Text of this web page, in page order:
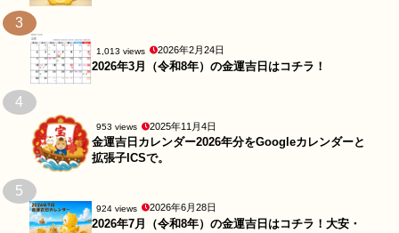
3
1,013 views 2026年2月24日
2026年3月（令和8年）の金運吉日はコチラ！
4
953 views 2025年11月4日
金運吉日カレンダー2026年分をGoogleカレンダーと
拡張子ICSで。
5
924 views 2026年6月28日
2026年7月（令和8年）の金運吉日はコチラ！大安・